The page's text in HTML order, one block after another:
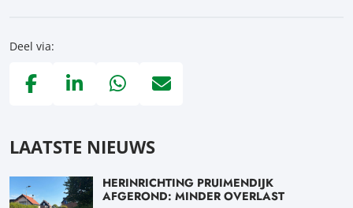
Deel via:
LAATSTE NIEUWS
HERINRICHTING PRUIMENDIJK
AFGEROND: MINDER OVERLAST